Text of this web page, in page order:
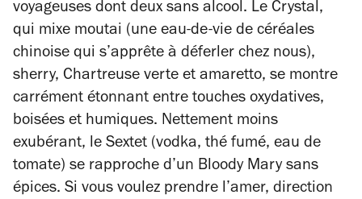
voyageuses dont deux sans alcool. Le Crystal,
qui mixe moutai (une eau-de-vie de céréales
chinoise qui s’apprête à déferler chez nous),
sherry, Chartreuse verte et amaretto, se montre
carrément étonnant entre touches oxydatives,
boisées et humiques. Nettement moins
exubérant, le Sextet (vodka, thé fumé, eau de
tomate) se rapproche d’un Bloody Mary sans
épices. Si vous voulez prendre l’amer, direction